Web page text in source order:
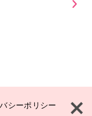
シーポリシー